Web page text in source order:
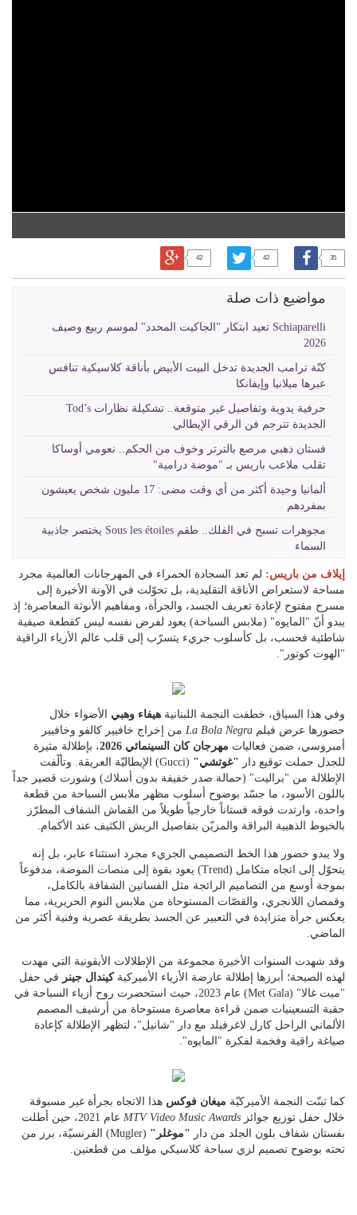
35
42
42
مواضيع ذات صلة
Schiaparelli تعيد ابتكار "الجاكيت المحدد" لموسم ربيع وصيف
2026
كنّة ترامب الجديدة تدخل البيت الأبيض بأناقة كلاسيكية تنافس
عبرها ميلانيا وإيفانكا
حرفية يدوية وتفاصيل غير متوقعة.. تشكيلة نظارات Tod’s
الجديدة تترجم فن الرقي الإيطالي
فستان ذهبي مرصع بالترتر وخوف من الحكم.. نعومي أوساكا
تقلب ملاعب باريس بـ "موضة درامية"
ألمانيا وحيدة أكثر من أي وقت مضى: 17 مليون شخص يعيشون
بمفردهم
مجوهرات تسبح في الفلك.. طقم Sous les étoiles يختصر جاذبية
السماء
إيلاف من باريس: لم تعد السجادة الحمراء في المهرجانات العالمية مجرد
مساحة لاستعراض الأناقة التقليدية، بل تحوّلت في الآونة الأخيرة إلى
مسرح مفتوح لإعادة تعريف الجسد، والجرأة، ومفاهيم الأنوثة المعاصرة؛ إذ
يبدو أنّ "المايوه" (ملابس السباحة) يعود لفرض نفسه ليس كقطعة صيفية
شاطئية فحسب، بل كأسلوب جريء يتسرّب إلى قلب عالم الأزياء الراقية
"الهوت كوتور".
وفي هذا السياق، خطفت النجمة اللبنانية هيفاء وهبي الأضواء خلال
حضورها عرض فيلم La Bola Negra من إخراج خافيير كالفو وخافيير
أمبروسي، ضمن فعاليات مهرجان كان السينمائي 2026
، بإطلالة مثيرة
للجدل حملت توقيع دار "غوتشي"
(Gucci) الإيطاليّة العريقة. وتألّفت
الإطلالة من "براليت" (حمالة صدر خفيفة بدون أسلاك) وشورت قصير جداً
باللون الأسود، ما جسّد بوضوح أسلوب مظهر ملابس السباحة من قطعة
واحدة، وارتدت فوقه فستاناً خارجياً طويلاً من القماش الشفاف المطرّز
بالخيوط الذهبية البراقة والمزيّن بتفاصيل الريش الكثيف عند الأكمام.
ولا يبدو حضور هذا الخط التصميمي الجريء مجرد استثناء عابر، بل إنه
يتحوّل إلى اتجاه متكامل (Trend) يعود بقوة إلى منصات الموضة، مدفوعاً
بموجة أوسع من التصاميم الرائجة مثل الفساتين الشفافة بالكامل،
وقمصان اللانجري، والقصّات المستوحاة من ملابس النوم الحريرية، مما
يعكس جرأة متزايدة في التعبير عن الجسد بطريقة عصرية وفنية أكثر من
الماضي.
وقد شهدت السنوات الأخيرة مجموعة من الإطلالات الأيقونية التي مهدت
لهذه الصيحة؛ أبرزها إطلالة عارضة الأزياء الأميركيةكيندال جينر في حفل
"ميت غالا" (Met Gala) عام 2023، حيث استحضرت روح أزياء السباحة في
حقبة التسعينيات ضمن قراءة معاصرة مستوحاة من أرشيف المصمم
الألماني الراحل كارل لاغرفيلد مع دار "شانيل"، لتظهر الإطلالة كإعادة
صياغة راقية وفخمة لفكرة "المايوه".
كما تبنّت النجمة الأميركيّة ميغان فوكس هذا الاتجاه بجرأة غير مسبوقة
خلال حفل توزيع جوائز MTV Video Music Awards
عام 2021، حين أطلت
بفستان شفاف بلون الجلد من دار "موغلر"
(Mugler) الفرنسيّة، برز من
تحته بوضوح تصميم لزي سباحة كلاسيكي مؤلف من قطعتين.